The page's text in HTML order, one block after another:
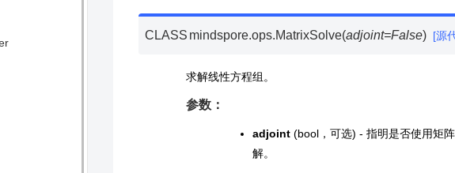
CLASS mindspore.ops.MatrixSolve(adjoint=False) [源
求解线性方程组。
参数：
adjoint (bool，可选) - 指明是否使用矩
解。